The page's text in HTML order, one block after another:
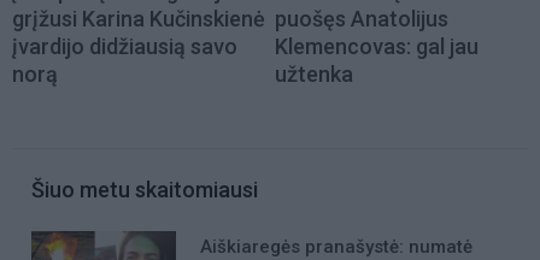
grįžusi Karina Kučinskienė
įvardijo didžiausią savo
norą
puošęs Anatolijus
Klemencovas: gal jau
užtenka
Šiuo metu skaitomiausi
Aiškiaregės pranašystė: numatė